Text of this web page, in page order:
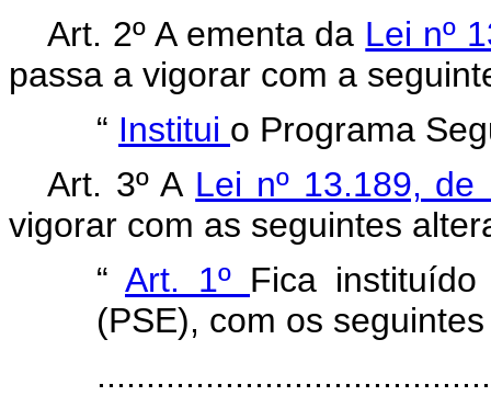
Art. 2º A ementa da Lei nº
passa a vigorar com a
“ Institui o Programa
Art. 3º A Lei nº 13.189,
vigorar com as seguintes
“ Art. 1º Fica
(PSE), com os